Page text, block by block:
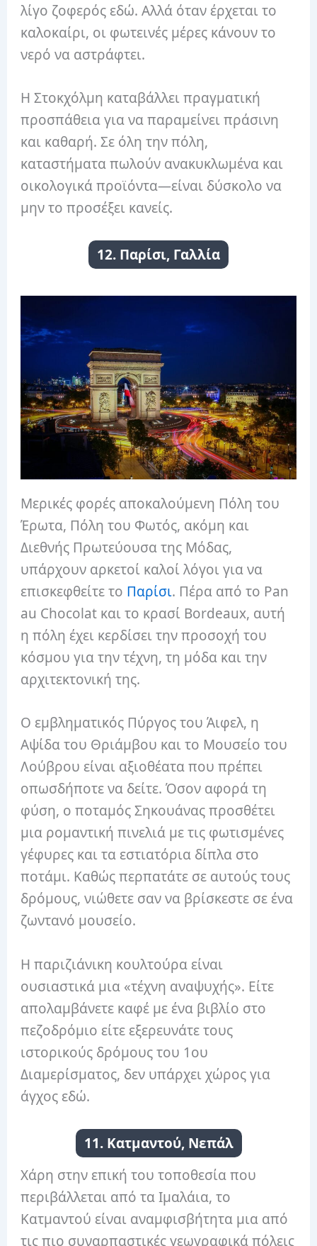
λίγο ζοφερός εδώ. Αλλά όταν έρχεται το
καλοκαίρι, οι φωτεινές μέρες κάνουν το
νερό να αστράφτει.
Η Στοκχόλμη καταβάλλει πραγματική
προσπάθεια για να παραμείνει πράσινη
και καθαρή. Σε όλη την πόλη,
καταστήματα πωλούν ανακυκλωμένα και
οικολογικά προϊόντα—είναι δύσκολο να
μην το προσέξει κανείς.
12. Παρίσι, Γαλλία
Μερικές φορές αποκαλούμενη Πόλη του
Έρωτα, Πόλη του Φωτός, ακόμη και
Διεθνής Πρωτεύουσα της Μόδας,
υπάρχουν αρκετοί καλοί λόγοι για να
επισκεφθείτε το Παρίσι. Πέρα από το Pan
au Chocolat και το κρασί Bordeaux, αυτή
η πόλη έχει κερδίσει την προσοχή του
κόσμου για την τέχνη, τη μόδα και την
αρχιτεκτονική της.
Ο εμβληματικός Πύργος του Άιφελ, η
Αψίδα του Θριάμβου και το Μουσείο του
Λούβρου είναι αξιοθέατα που πρέπει
οπωσδήποτε να δείτε. Όσον αφορά τη
φύση, ο ποταμός Σηκουάνας προσθέτει
μια ρομαντική πινελιά με τις φωτισμένες
γέφυρες και τα εστιατόρια δίπλα στο
ποτάμι. Καθώς περπατάτε σε αυτούς τους
δρόμους, νιώθετε σαν να βρίσκεστε σε ένα
ζωντανό μουσείο.
Η παριζιάνικη κουλτούρα είναι
ουσιαστικά μια «τέχνη αναψυχής». Είτε
απολαμβάνετε καφέ με ένα βιβλίο στο
πεζοδρόμιο είτε εξερευνάτε τους
ιστορικούς δρόμους του 1ου
Διαμερίσματος, δεν υπάρχει χώρος για
άγχος εδώ.
11. Κατμαντού, Νεπάλ
Χάρη στην επική του τοποθεσία που
περιβάλλεται από τα Ιμαλάια, το
Κατμαντού είναι αναμφισβήτητα μια από
τις πιο συναρπαστικές γεωγραφικά πόλεις